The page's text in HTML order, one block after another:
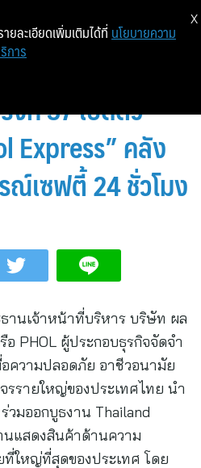
งาน Thailand
งที่ 37 เปิดตัว
Express” คลัง
ณ์เซฟตี้ 24 ชั่วโมง
านเจ้าหน้าที่บริหาร บริษัท ผล
PHOL ผู้ประกอบธุรกิจจัดจํา
ความปลอดภัย อาชีวอนามัย
รรายใหญ่ของประเทศไทย นำ
มออกบูธงาน Thailand
นแสดงสินค้าด้านความ
ใหญ่ที่สุดของประเทศ โดย
ยละเอียดเพิ่มเติมได้ที่ นโยบายความ
การ
X